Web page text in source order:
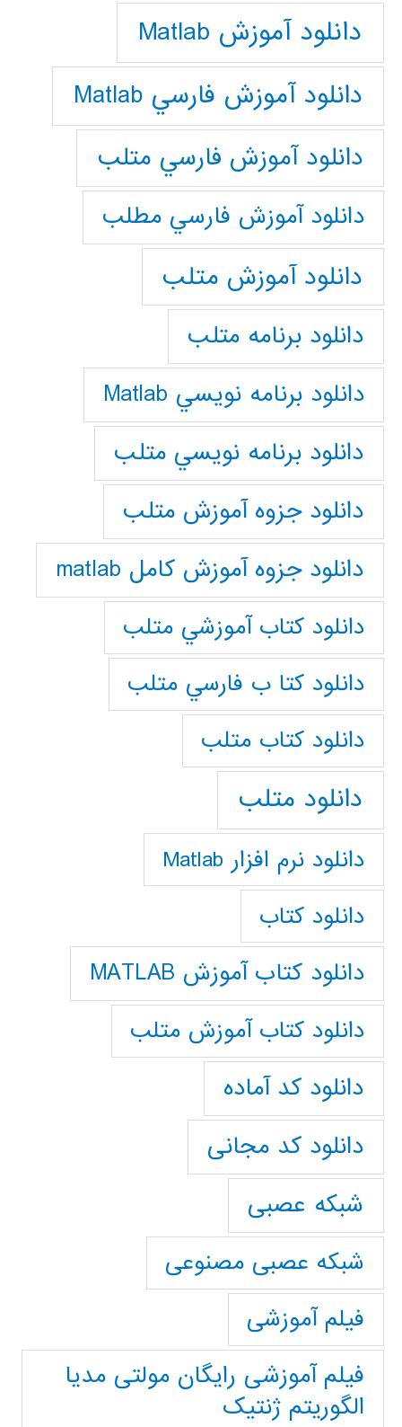
دانلود آموزش Matlab
دانلود آموزش فارسي Matlab
دانلود آموزش فارسي متلب
دانلود آموزش فارسي مطلب
دانلود آموزش متلب
دانلود برنامه متلب
دانلود برنامه نويسي Matlab
دانلود برنامه نويسي متلب
دانلود جزوه آموزش متلب
دانلود جزوه آموزش کامل matlab
دانلود كتاب آموزشي متلب
دانلود كتا ب فارسي متلب
دانلود كتاب متلب
دانلود متلب
دانلود نرم افزار Matlab
دانلود کتاب
دانلود کتاب آموزش MATLAB
دانلود کتاب آموزش متلب
دانلود کد آماده
دانلود کد مجانی
شبکه عصبی
شبکه عصبی مصنوعی
فیلم آموزشی
فیلم آموزشی رایگان مولتی مدیا
الگوریتم ژنتیک